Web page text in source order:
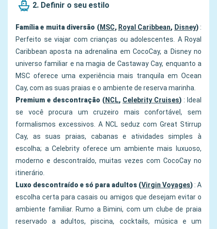
2. Definir o seu estilo
Família e muita diversão (MSC, Royal Caribbean, Disney):
Perfeito se viajar com crianças ou adolescentes. A Royal
Caribbean aposta na adrenalina em CocoCay, a Disney no
universo familiar e na magia de Castaway Cay, enquanto a
MSC oferece uma experiência mais tranquila em Ocean
Cay, com as suas praias e o ambiente de reserva marinha.
Premium e descontração (NCL, Celebrity Cruises) : Ideal
se você procura um cruzeiro mais confortável, sem
formalismos excessivos. A NCL seduz com Great Stirrup
Cay, as suas praias, cabanas e atividades simples à
escolha; a Celebrity oferece um ambiente mais luxuoso,
moderno e descontraído, muitas vezes com CocoCay no
itinerário.
Luxo descontraído e só para adultos (Virgin Voyages): A
escolha certa para casais ou amigos que desejam evitar o
ambiente familiar. Rumo a Bimini, com um clube de praia
reservado a adultos, piscina, cocktails, música e um